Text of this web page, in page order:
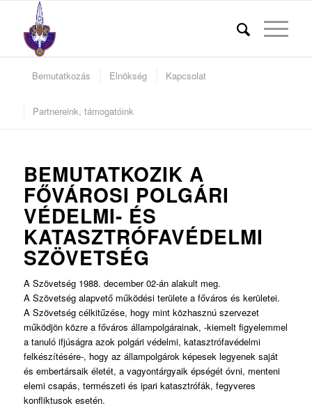
Bemutatkozás Elnökség Kapcsolat
Partnereink, támogatóink
BEMUTATKOZIK A
FŐVÁROSI POLGÁRI
VÉDELMI- ÉS
KATASZTRÓFAVÉDELMI
SZÖVETSÉG
A Szövetség 1988. december 02-án alakult meg.
A Szövetség alapvető működési területe a főváros és kerületei.
A Szövetség célkitűzése, hogy mint közhasznú szervezet
működjön közre a főváros állampolgárainak, -kiemelt figyelemmel
a tanuló ifjúságra azok polgári védelmi, katasztrófavédelmi
felkészítésére-, hogy az állampolgárok képesek legyenek saját
és embertársaik életét, a vagyontárgyaik épségét óvni, menteni
elemi csapás, természeti és ipari katasztrófák, fegyveres
konfliktusok esetén.